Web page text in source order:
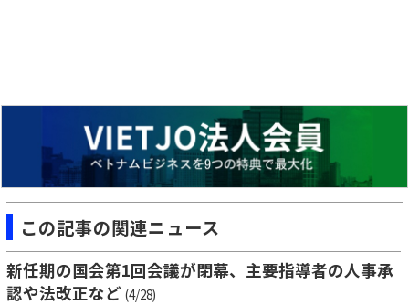
この記事の関連ニュース
新任期の国会第1回会議が閉幕、主要指導者の人事承
認や法改正など (4/28)